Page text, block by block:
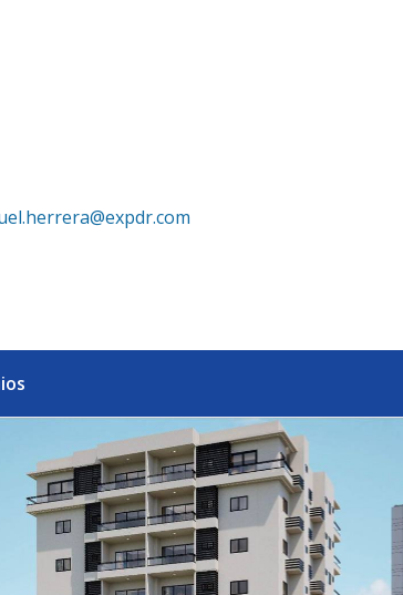
D. N - eXp Realty República Dominicana